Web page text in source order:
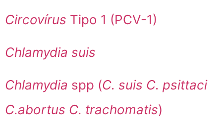
Circovírus Tipo 1 (PCV-1)
Chlamydia suis
Chlamydia spp (C. suis C. psittaci
C.abortus C. trachomatis)